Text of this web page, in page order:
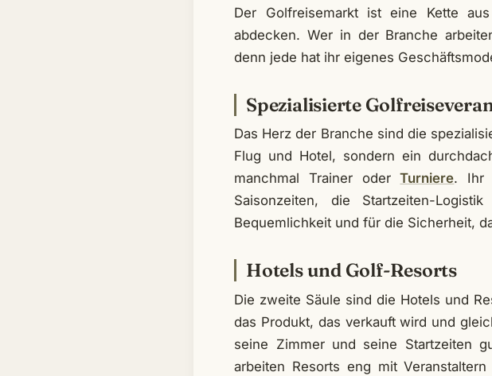
Der Golfreisemarkt ist eine Kette
abdecken. Wer in der Branche
denn jede hat ihr eigenes
Spezialisierte
Das Herz der Branche sind die
Flug und Hotel, sondern ein
manchmal Trainer oderTurniere. Ihr
Saisonzeiten, die Startzeiten-
Bequemlichkeit und für die Sicherheit,
Hotels und Golf-Resorts
Die zweite Säule sind die Hotels und
das Produkt, das verkauft wird und
seine Zimmer und seine Startzeiten
arbeiten Resorts eng mit